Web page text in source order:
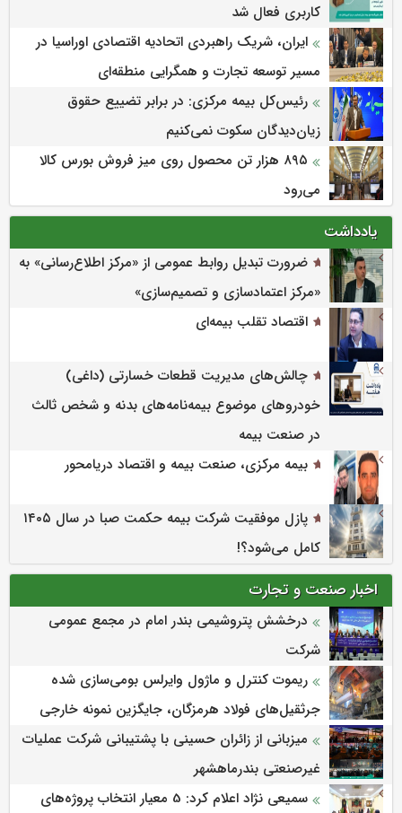
کاربری فعال شد
ایران، شریک راهبردی اتحادیه اقتصادی اوراسیا در
مسیر توسعه تجارت و همگرایی منطقه‌ای
رئیس‌کل بیمه مرکزی: در برابر تضییع حقوق
زیان‌دیدگان سکوت نمی‌کنیم
۸۹۵ هزار تن محصول روی میز فروش بورس کالا
می‌‌رود
یادداشت
ضرورت تبدیل روابط عمومی از «مرکز اطلاع‌رسانی» به
«مرکز اعتمادسازی و تصمیم‌سازی»
اقتصاد تقلب بیمه‌ای
چالش‌های مدیریت قطعات خسارتی (داغی)
خودروهای موضوع بیمه‌نامه‌های بدنه و شخص ثالث
در صنعت بیمه
بیمه مرکزی، صنعت بیمه و اقتصاد دریامحور
پازل موفقیت شرکت بیمه حکمت صبا در سال ۱۴۰۵
کامل می‌شود؟!
اخبار صنعت و تجارت
درخشش پتروشیمی بندر امام در مجمع عمومی
شرکت
ریموت کنترل و ماژول وایرلس بومی‌سازی شده
جرثقیل‌های فولاد هرمزگان، جایگزین نمونه خارجی
میزبانی از زائران حسینی با پشتیبانی شرکت عملیات
غیرصنعتی بندرماهشهر
سمیعی‌ نژاد اعلام کرد: 5 معیار انتخاب پروژه‌های